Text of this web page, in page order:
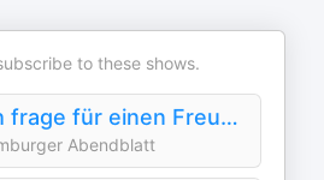
to these shows.
Ich frage für einen Freund - Der Sex-Podcast für Erwachsene
Abendblatt